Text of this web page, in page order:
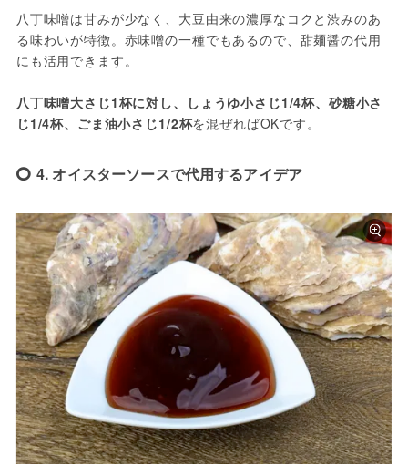
八丁味噌は甘みが少なく、大豆由来の濃厚なコクと渋みのあ
る味わいが特徴。赤味噌の一種でもあるので、甜麺醤の代用
にも活用できます。
八丁味噌大さじ1杯に対し、しょうゆ小さじ1/4杯、砂糖小さ
じ1/4杯、ごま油小さじ1/2杯を混ぜればOKです。
4. オイスターソースで代用するアイデア